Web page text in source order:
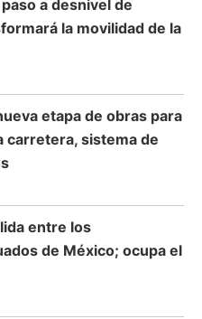
a desnivel de
la movilidad de la
etapa de obras para
carretera, sistema de
entre los
de México; ocupa el